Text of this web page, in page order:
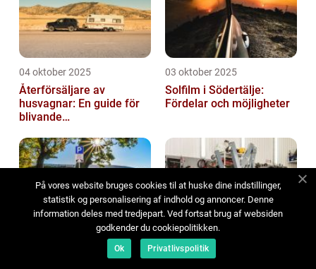
04 oktober 2025
Återförsäljare av
husvagnar: En guide för
blivande
03 oktober 2025
Solfilm i Södertälje:
Fördelar och möjligheter
Fördelar med att skaffa
02 oktober 2025
Bilservice i Partille: Allt du
På vores website bruges cookies til at huske dine indstillinger,
statistik og personalisering af indhold og annoncer. Denne
information deles med tredjepart. Ved fortsat brug af websiden
godkender du cookiepolitikken.
Ok Privatlivspolitik